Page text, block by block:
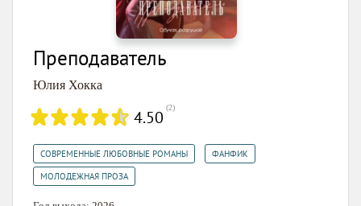
Преподаватель
Юлия Хокка
4.50 (2)
СОВРЕМЕННЫЕ ЛЮБОВНЫЕ РОМАНЫ ФАНФИК
МОЛОДЕЖНАЯ ПРОЗА